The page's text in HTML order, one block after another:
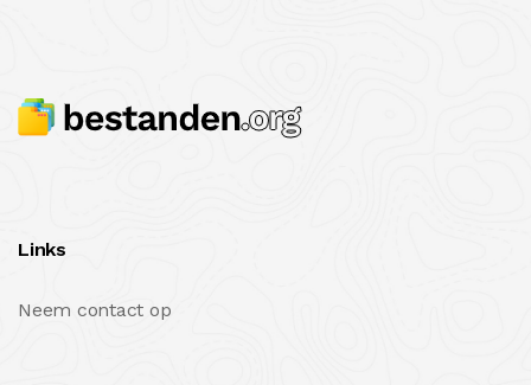
Links
Neem contact op